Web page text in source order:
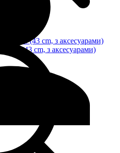
(43 cm, з аксесуарами)